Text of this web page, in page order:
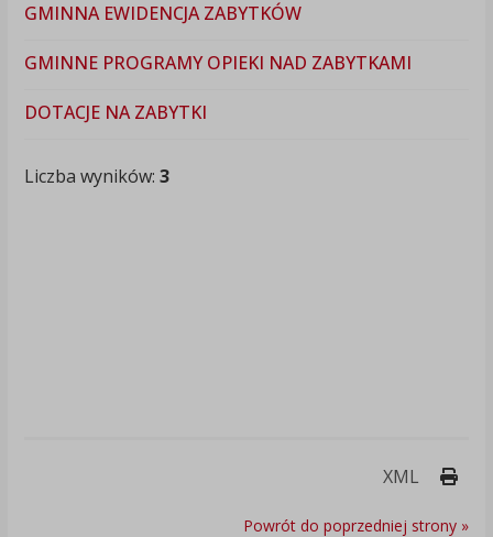
GMINNA EWIDENCJA ZABYTKÓW
GMINNE PROGRAMY OPIEKI NAD ZABYTKAMI
DOTACJE NA ZABYTKI
Liczba wyników: 3
XML
Powrót do poprzedniej strony »